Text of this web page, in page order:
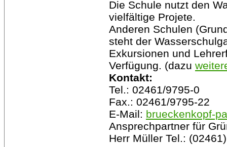
Die Schule nutzt den
vielfältige Projete.
Anderen Schulen
steht der
Exkursionen und
Verfügung. (dazu
Kontakt:
Tel.: 02461/9795-0
Fax.: 02461/9795-22
E-Mail: brueckenkopf-
Ansprechpartner für
Herr Müller Tel.: